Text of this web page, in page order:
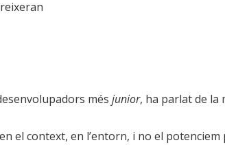
més junior, ha parlat de la
el context, en l’entorn, i no el potenciem